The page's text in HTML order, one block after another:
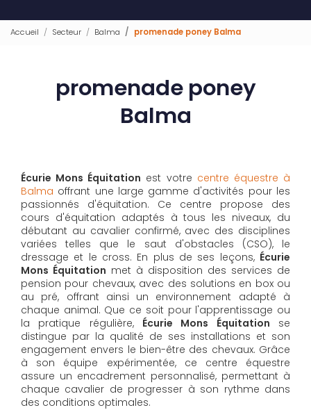
Accueil Secteur Balma promenade poney Balma
promenade poney
Balma
Écurie Mons Équitation est votre centre équestre à
Balma offrant une large gamme d'activités pour les
passionnés d'équitation. Ce centre propose des
cours d'équitation adaptés à tous les niveaux, du
débutant au cavalier confirmé, avec des disciplines
variées telles que le saut d'obstacles (CSO), le
dressage et le cross. En plus de ses leçons, Écurie
Mons Équitation met à disposition des services de
pension pour chevaux, avec des solutions en box ou
au pré, offrant ainsi un environnement adapté à
chaque animal. Que ce soit pour l'apprentissage ou
la pratique régulière, Écurie Mons Équitation se
distingue par la qualité de ses installations et son
engagement envers le bien-être des chevaux. Grâce
à son équipe expérimentée, ce centre équestre
assure un encadrement personnalisé, permettant à
chaque cavalier de progresser à son rythme dans
des conditions optimales.